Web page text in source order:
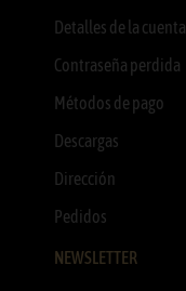
Detalles de la cuenta
Contraseña perdida
Métodos de pago
Descargas
Dirección
Pedidos
NEWSLETTER